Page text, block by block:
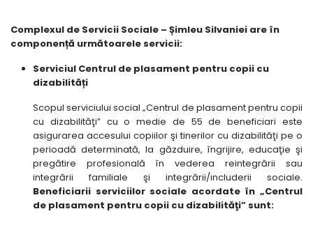
Complexul de Servicii Sociale – Șimleu Silvaniei are în
componență următoarele servicii:
Serviciul Centrul de plasament pentru copii cu
dizabilități
Scopul serviciului social „Centrul de plasament pentru copii
cu dizabilităţi” cu o medie de 55 de beneficiari este
asigurarea accesului copiilor şi tinerilor cu dizabilităţi pe o
perioadă determinată, la găzduire, îngrijire, educaţie şi
pregătire profesională în vederea reintegrării sau
integrării familiale şi integrării/includerii sociale.
Beneficiarii serviciilor sociale acordate în „Centrul
de plasament pentru copii cu dizabilităţi” sunt: